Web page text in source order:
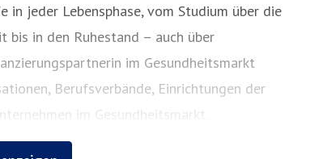
jeder Lebensphase, vom Studium über die
in den Ruhestand – auch über
im Gesundheitsmarkt
Berufsverbände, Einrichtungen der
im Gesundheitsmarkt.